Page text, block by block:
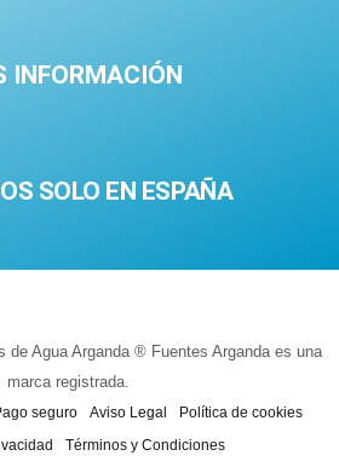
INFORMACIÓN
SOLO EN ESPAÑA
de Agua Arganda ® Fuentes Arganda es una
marca registrada.
seguro Aviso Legal
Política de cookies
Términos y Condiciones